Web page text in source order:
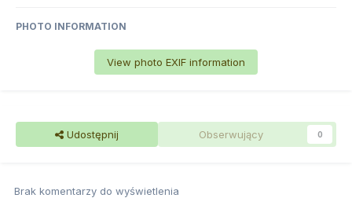
PHOTO INFORMATION
View photo EXIF information
Udostępnij Obserwujący 0
Brak komentarzy do wyświetlenia